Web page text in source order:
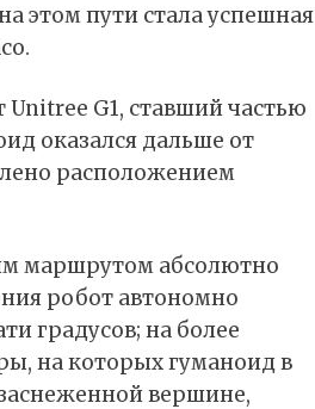
этом пути стала успешная
G1, ставший частью
оказался дальше от
расположением
маршрутом абсолютно
робот автономно
градусов; на более
на которых гуманоид в
вершине,